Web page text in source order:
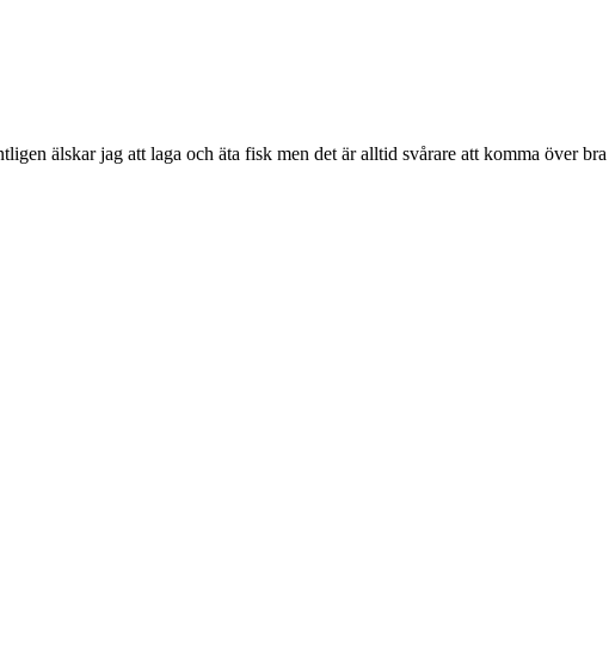
älskar jag att laga och äta fisk men det är alltid svårare att komma över